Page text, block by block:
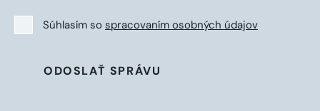
Súhlasím so spracovaním osobných údajov
ODOSLAŤ SPRÁVU